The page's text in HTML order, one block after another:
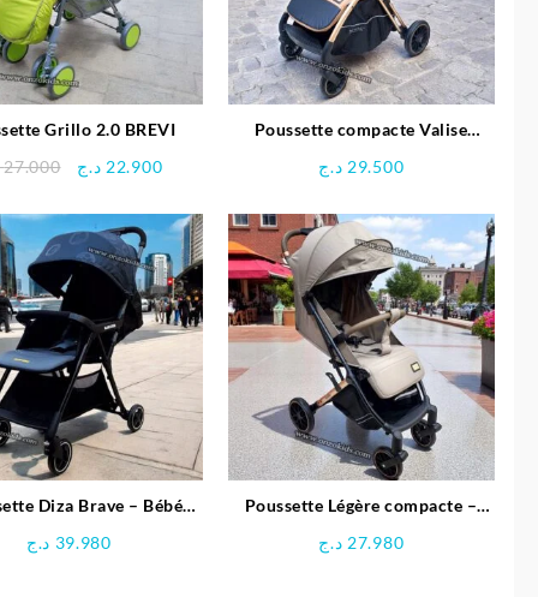
Grillo 2.0 BREVI
27.000
Le
initial
était :
27.000 د.ج.
22.900 د.ج
Le
actuel
est :
22.900 د.ج.
Poussette compacte Valise
29.500 د.ج
Diza Brave – Bébé
39.980 د.ج
Poussette Légère compacte –
27.980 د.ج